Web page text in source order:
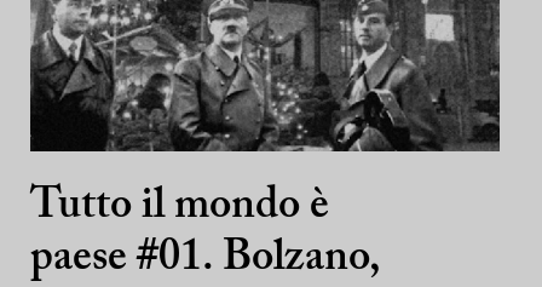
Tutto il mondo è
paese #01. Bolzano,